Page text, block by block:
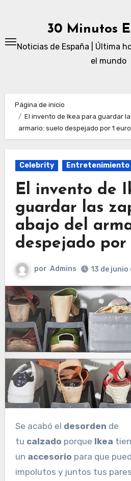
30 Minutos
Noticias de España | Última
el mundo
Página de inicio
El invento de Ikea para guardar
armario: suelo despejado por 1 euro
Celebrity Entretenimiento
El invento de
guardar las
abajo del
despejado por
por Admins 13 de junio
Se acabó el desorden de
tu calzado porque Ikea
un accesorio para que
impolutos y juntos tus pares